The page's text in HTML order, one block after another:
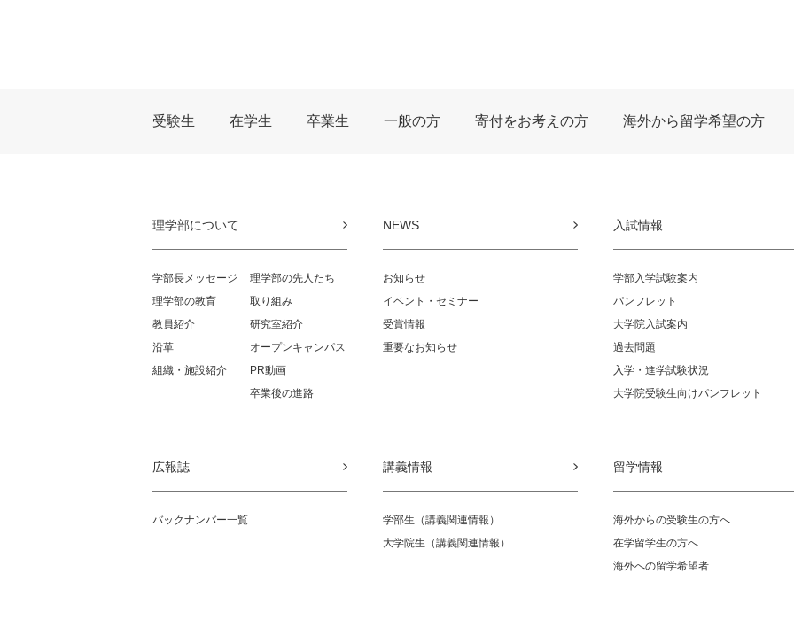
受験生 在学生 卒業生 一般の方 寄付をお考えの方 海外から留学希望の方
理学部について
学部長メッセージ
理学部の教育
教員紹介
沿革
組織・施設紹介
理学部の先人たち
取り組み
研究室紹介
オープンキャンパス
PR動画
卒業後の進路
NEWS
お知らせ
イベント・セミナー
受賞情報
重要なお知らせ
入試情報
学部入学試験案内
パンフレット
大学院入試案内
過去問題
入学・進学試験状況
大学院受験生向けパンフレット
広報誌
バックナンバー一覧
講義情報
学部生（講義関連情報）
大学院生（講義関連情報）
留学情報
海外からの受験生の方へ
在学留学生の方へ
海外への留学希望者